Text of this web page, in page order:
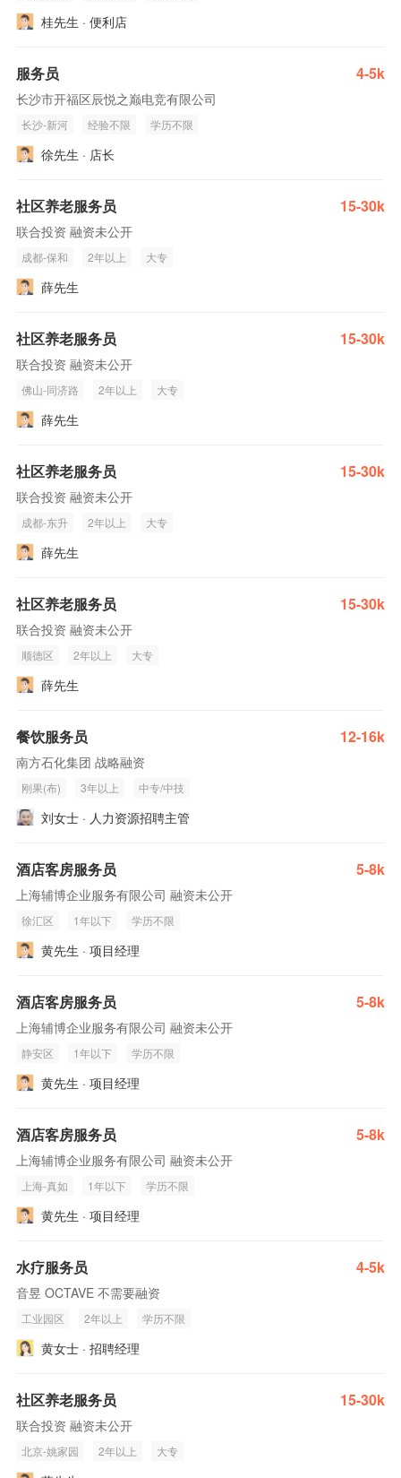
桂先生 · 便利店
服务员 4-5k
长沙市开福区辰悦之巅电竞有限公司
长沙-新河 经验不限 学历不限
徐先生 · 店长
社区养老服务员 15-30k
联合投资 融资未公开
成都-保和 2年以上 大专
薛先生
社区养老服务员 15-30k
联合投资 融资未公开
佛山-同济路 2年以上 大专
薛先生
社区养老服务员 15-30k
联合投资 融资未公开
成都-东升 2年以上 大专
薛先生
社区养老服务员 15-30k
联合投资 融资未公开
顺德区 2年以上 大专
薛先生
餐饮服务员 12-16k
南方石化集团 战略融资
刚果(布) 3年以上 中专/中技
刘女士 · 人力资源招聘主管
酒店客房服务员 5-8k
上海辅博企业服务有限公司 融资未公开
徐汇区 1年以下 学历不限
黄先生 · 项目经理
酒店客房服务员 5-8k
上海辅博企业服务有限公司 融资未公开
静安区 1年以下 学历不限
黄先生 · 项目经理
酒店客房服务员 5-8k
上海辅博企业服务有限公司 融资未公开
上海-真如 1年以下 学历不限
黄先生 · 项目经理
水疗服务员 4-5k
音昱 OCTAVE 不需要融资
工业园区 2年以上 学历不限
黄女士 · 招聘经理
社区养老服务员 15-30k
联合投资 融资未公开
北京-姚家园 2年以上 大专